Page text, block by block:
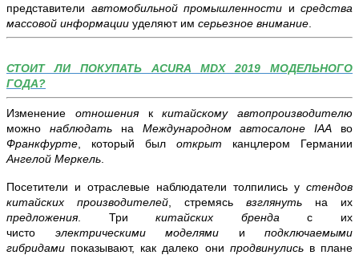
представители автомобильной промышленности и средства
массовой информации уделяют им серьезное внимание
СТОИТ ЛИ ПОКУПАТЬ ACURA MDX 2019 МОДЕЛЬНОГО
ГОДА?
Изменение отношения ккитайскому автопроизводителю
можно наблюдать на Международном автосалоне IAA во
Франкфурте , который был открыт канцлером Германии
Ангелой Меркель
Посетители и отраслевые наблюдатели толпились у стендов
китайских производителей , стремясь взглянуть на их
предложения. Трикитайских бренда с их
чисто электрическими моделями и подключаемыми
гибридами показывают, как далеко они продвинулись в плане